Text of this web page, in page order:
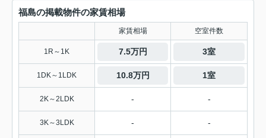
福島の掲載物件の家賃相場
家賃相場 空室件数
1R～1K 7.5万円 3室
1DK～1LDK 10.8万円 1室
2K～2LDK - -
3K～3LDK - -